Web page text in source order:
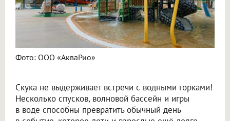
Фото: ООО «АкваРио»
Скука не выдерживает встречи с водными горками!
Несколько спусков, волновой бассейн и игры
в воде способны превратить обычный день